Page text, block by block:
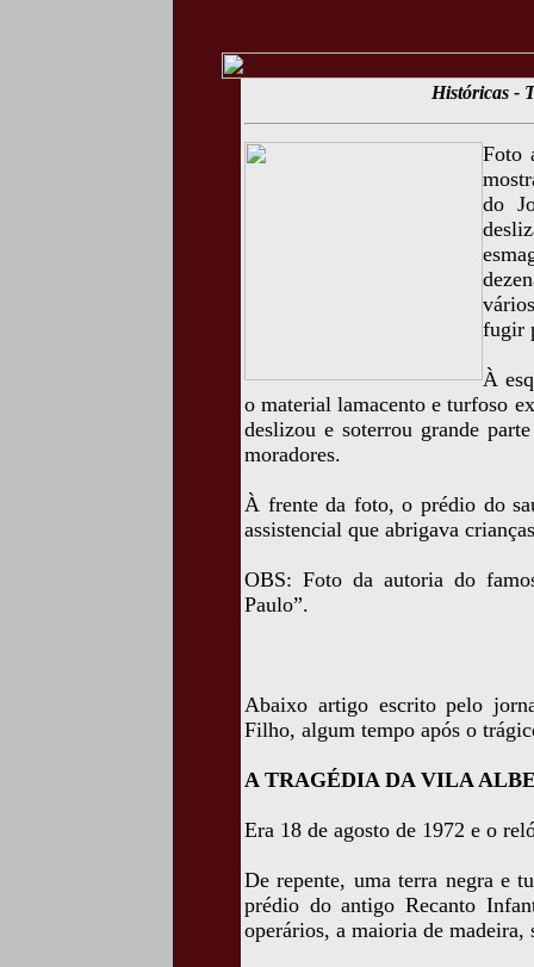
Históricas -
Foto
do
fugir
À
o material lamacento e turfoso
deslizou e soterrou grande
moradores.
À frente da foto, o prédio do
assistencial que abrigava
OBS: Foto da autoria do
Paulo”.
Abaixo artigo escrito pelo
Filho, algum tempo após o
A TRAGÉDIA DA VILA
Era 18 de agosto de 1972 e o
De repente, uma terra negra e
prédio do antigo Recanto
operários, a maioria de